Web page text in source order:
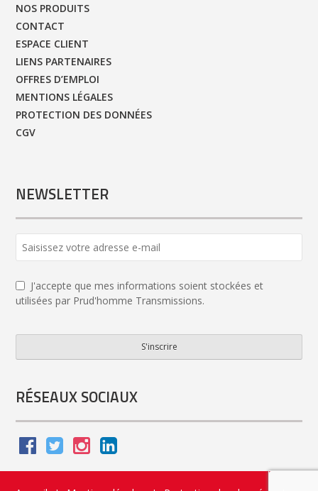
NOS PRODUITS
CONTACT
ESPACE CLIENT
LIENS PARTENAIRES
OFFRES D’EMPLOI
MENTIONS LÉGALES
PROTECTION DES DONNÉES
CGV
NEWSLETTER
J'accepte que mes informations soient stockées et
utilisées par Prud'homme Transmissions.
S'inscrire
URL *
RÉSEAUX SOCIAUX